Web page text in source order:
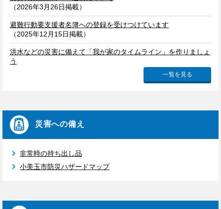
一覧を見る
（2026年3月26日掲載）
避難行動要支援者名簿への登録を受けつけています
（2025年12月15日掲載）
洪水などの災害に備えて「我が家のタイムライン」を作りましょ
う
災害への備え
非常時の持ち出し品
小美玉市防災ハザードマップ